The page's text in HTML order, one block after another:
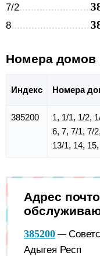
7/2
8
Номера домов
Индекс Номера
385200
1, 1/1, 1/2,
6, 7, 7/1, 7/
13/1, 14,
Адрес
385200 —
Адыгея Респ